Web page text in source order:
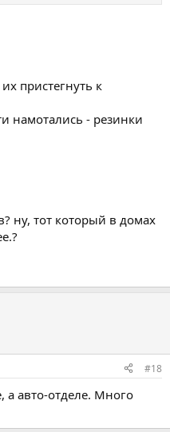
пристегнуть к
намотались - резинки
ну, тот который в домах
#18
а авто-отделе. Много